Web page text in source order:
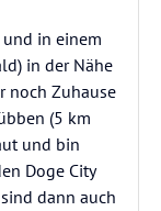
in einem
in der Nähe
noch Zuhause
(5 km
und bin
Doge City
dann auch